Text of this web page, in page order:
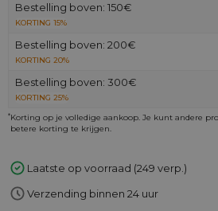
Bestelling boven: 150€
KORTING 15%
Bestelling boven: 200€
KORTING 20%
Bestelling boven: 300€
KORTING 25%
*Korting op je volledige aankoop. Je kunt andere
betere korting te krijgen.
Laatste op voorraad (249 verp.)
Verzending binnen 24 uur